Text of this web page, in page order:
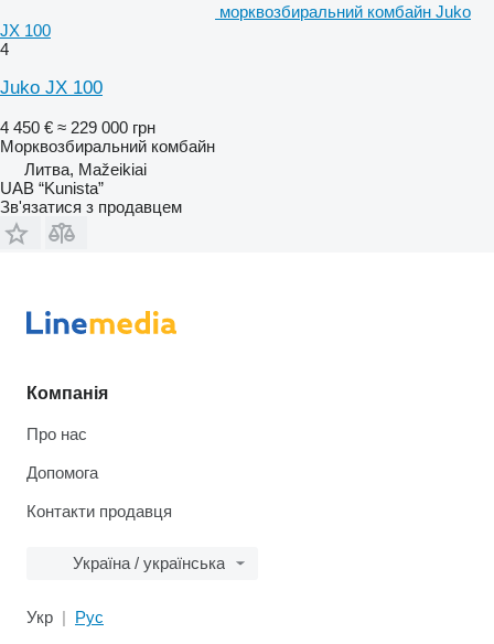
морквозбиральний комбайн Juko
JX 100
4
Juko JX 100
4 450 € ≈ 229 000 грн
Морквозбиральний комбайн
Литва, Mažeikiai
UAB “Kunista”
Зв'язатися з продавцем
Компанія
Про нас
Допомога
Контакти продавця
Україна / українська
Укр Рус